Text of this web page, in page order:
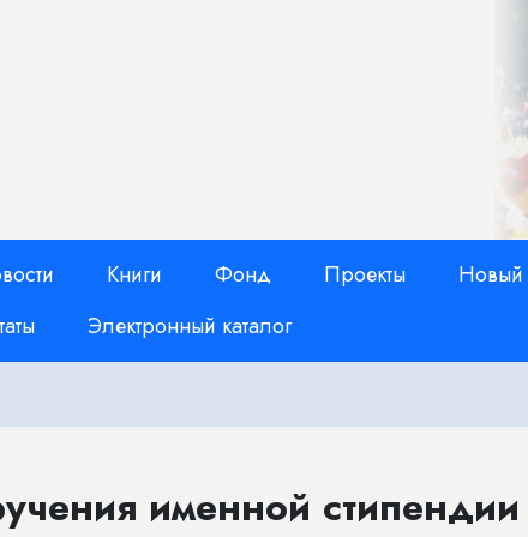
Книги Фонд Проекты Новый
Электронный каталог
именной